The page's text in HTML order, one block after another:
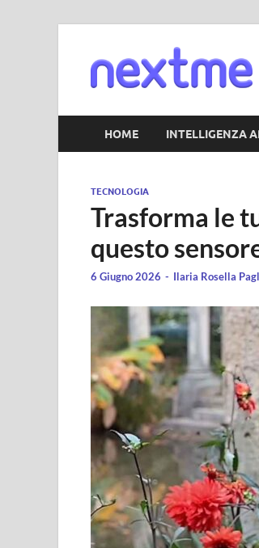
HOME INTELLIGENZA
TECNOLOGIA
Trasforma le
questo
6 Giugno 2026 - Ilaria Rosella